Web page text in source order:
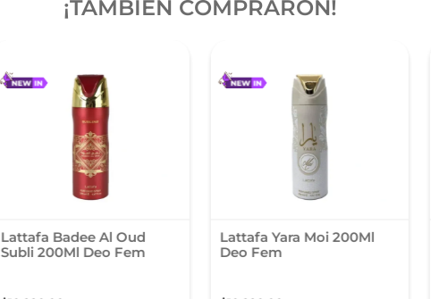
¡TAMBIÉN COMPRARON!
Lattafa Badee Al Oud
Subli 200Ml Deo Fem
Lattafa Yara Moi 200Ml
Deo Fem